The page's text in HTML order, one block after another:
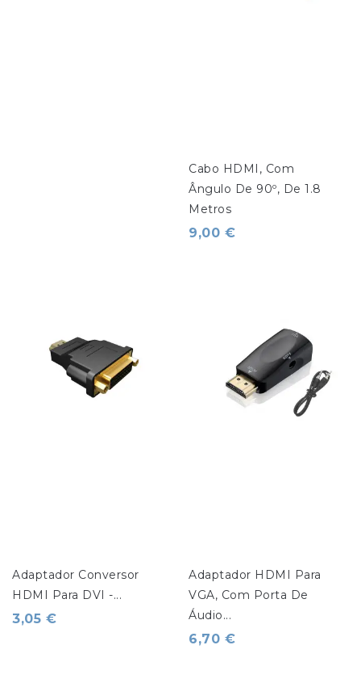
Cabo HDMI, Com
Ângulo De 90º, De 1.8
Metros
9,00 €
Adaptador Conversor
HDMI Para DVI -...
3,05 €
Adaptador HDMI Para
VGA, Com Porta De
Áudio...
6,70 €